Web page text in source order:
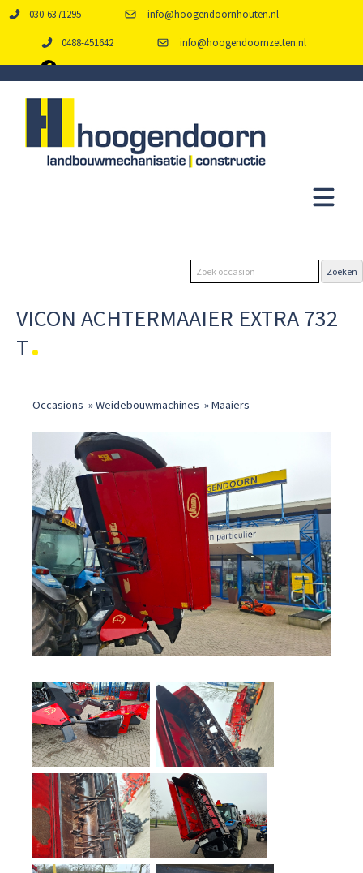
030-6371295 info@hoogendoornhouten.nl
0488-451642 info@hoogendoornzetten.nl
VICON ACHTERMAAIER EXTRA 732
T
Occasions »Weidebouwmachines »Maaiers